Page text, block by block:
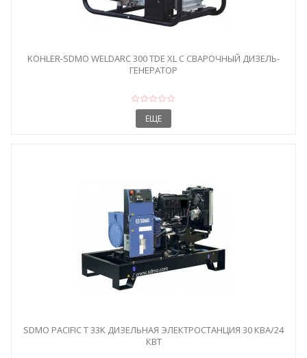
KOHLER-SDMO WELDARC 300 TDE XL C СВАРОЧНЫЙ ДИЗЕЛЬ-
ГЕНЕРАТОР
ЕЩЕ
SDMO PACIFIC T 33K ДИЗЕЛЬНАЯ ЭЛЕКТРОСТАНЦИЯ 30 КВА/24
КВТ